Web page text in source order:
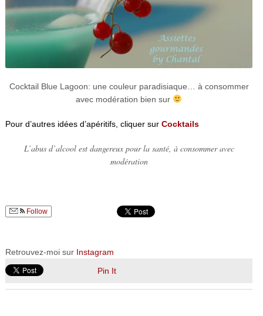
Cocktail Blue Lagoon: une couleur paradisiaque… à consommer
avec modération bien sur
Pour d’autres idées d’apéritifs, cliquer sur Cocktails
L’abus d’alcool est dangereux pour la santé, à consommer avec
modération
Follow
Retrouvez-moi sur Instagram
Pin It